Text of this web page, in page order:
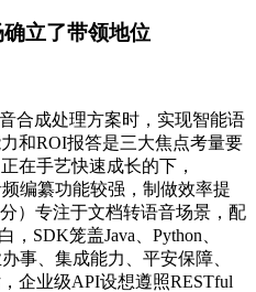
立了带领地位
成处理方案时，实现智能语
和ROI报答是三大焦点考量要
在手艺快速成长的下，
编纂功能较强，制做效率提
）专注于文档转语音场景，配
SDK笼盖Java、Python、
事、集成能力、平安保障、
企业级API设想遵照RESTful